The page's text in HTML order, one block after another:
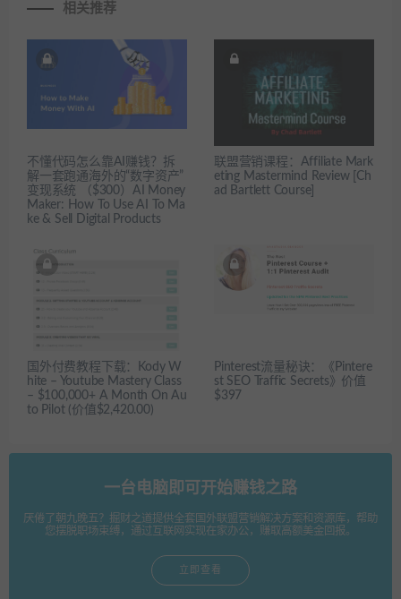
相关推荐
不懂代码怎么靠AI赚钱？拆
解一套跑通海外的“数字资产”
变现系统 （$300）AI Money
Maker: How To Use AI To Ma
ke & Sell Digital Products
联盟营销课程：Affiliate Mark
eting Mastermind Review [Ch
ad Bartlett Course]
国外付费教程下载：Kody W
hite – Youtube Mastery Class
– $100,000+ A Month On Au
to Pilot (价值$2,420.00)
Pinterest流量秘诀：《Pintere
st SEO Traffic Secrets》价值
$397
一台电脑即可开始赚钱之路
厌倦了朝九晚五？掘财之道提供全套国外联盟营销解决方案和资源库，帮助
您摆脱职场束缚，通过互联网实现在家办公，赚取高额美金回报。
立即查看